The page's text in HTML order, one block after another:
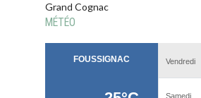
Grand Cognac
MÉTÉO